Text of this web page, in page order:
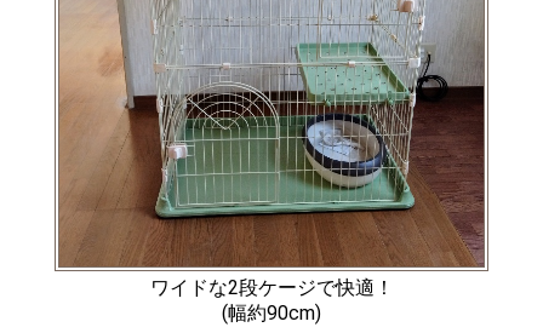
ワイドな2段ケージで快適！
(幅約90cm)